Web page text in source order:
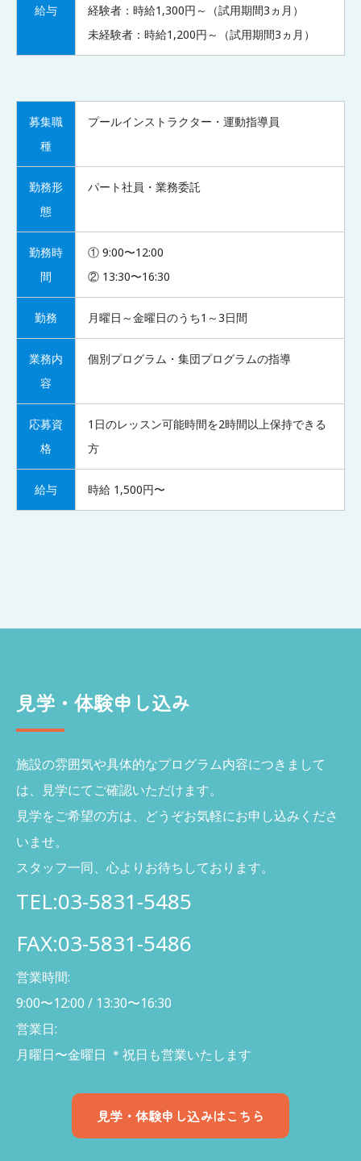
給与
経験者：時給1,300円～（試用期間3ヵ月）
未経験者：時給1,200円～（試用期間3ヵ月）
募集職
種
プールインストラクター・運動指導員
勤務形
態
パート社員・業務委託
勤務時
間
① 9:00〜12:00
② 13:30〜16:30
勤務 月曜日～金曜日のうち1～3日間
業務内
容
個別プログラム・集団プログラムの指導
応募資
格
1日のレッスン可能時間を2時間以上保持できる
方
給与 時給 1,500円〜
見学・体験申し込み
施設の雰囲気や具体的なプログラム内容につきまして
は、
見学にてご確認いただけます。
見学をご希望の方は、どうぞお気軽にお申し込みくださ
いませ。
スタッフ一同、心よりお待ちしております。
TEL:03-5831-5485
FAX:03-5831-5486
営業時間:
9:00〜12:00 / 13:30〜16:30
営業日:
月曜日〜金曜日 ＊祝日も営業いたします
見学・体験申し込みはこちら